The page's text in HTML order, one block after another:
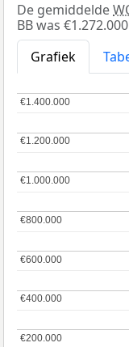
De gemiddelde
BB was
Grafiek
€200.000
€200.000
€400.000
€400.000
€600.000
€600.000
€800.000
€800.000
€1.000.000
€1.000.000
€1.200.000
€1.200.000
€1.400.000
€1.400.000